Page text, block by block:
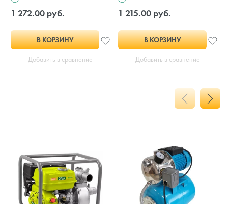
1 272.00 руб.
В КОРЗИНУ
Добавить в сравнение
1 215.00 руб.
В КОРЗИНУ
Добавить в сравнение